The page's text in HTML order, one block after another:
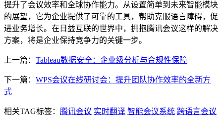
提升了会议效率和全球协作能力。从设置简单到未来智能模块
的展望，它为企业提供了可靠的工具，帮助克服语言障碍，促
进业务增长。在日益互联的世界中，拥抱腾讯会议这样的解决
方案，将是企业保持竞争力的关键一步。
上一篇： Tableau数据安全：企业级分析与合规性保障
下一篇： WPS会议在线研讨会：提升团队协作效率的全新方
式
相关TAG标签： 腾讯会议 实时翻译 智能会议系统 跨语言会议